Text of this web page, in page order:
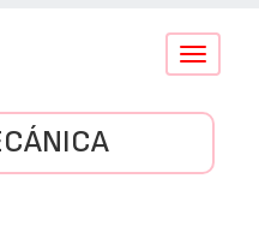
Conmutar